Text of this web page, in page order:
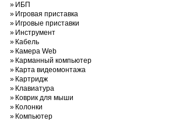
» ИБП
» Игровая приставка
» Игровые приставки
» Инструмент
» Кабель
» Камера Web
» Карманный компьютер
» Карта видеомонтажа
» Картридж
» Клавиатура
» Коврик для мыши
» Колонки
» Компьютер